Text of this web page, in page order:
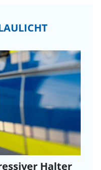
Halter